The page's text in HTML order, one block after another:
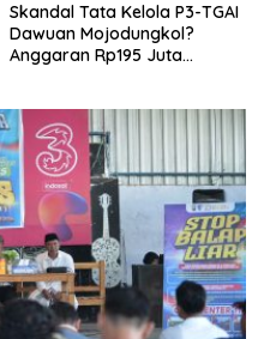
Skandal Tata Kelola P3-TGAI
Dawuan Mojodungkol?
Anggaran Rp195 Juta
Swakelola Petani